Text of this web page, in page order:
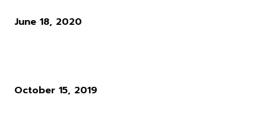
June 18, 2020
October 15, 2019